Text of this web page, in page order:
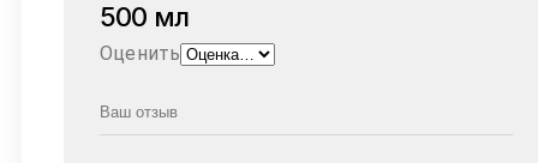
500 мл
Оценить